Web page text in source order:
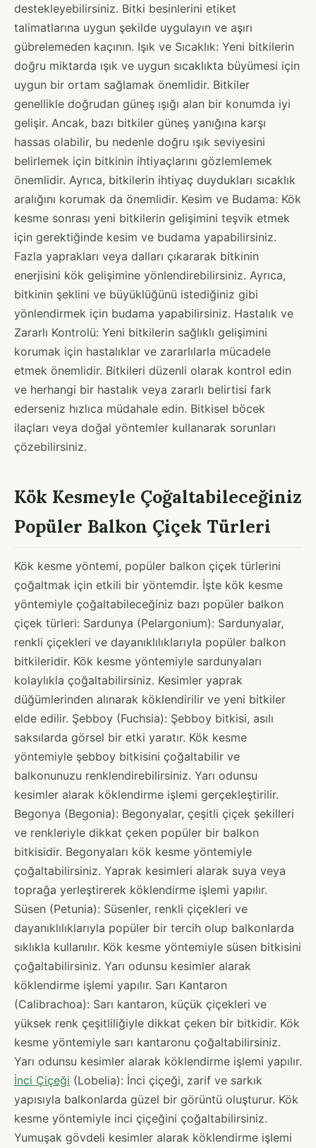
destekleyebilirsiniz. Bitki besinlerini etiket
talimatlarına uygun şekilde uygulayın ve aşırı
gübrelemeden kaçının. Işık ve Sıcaklık: Yeni bitkilerin
doğru miktarda ışık ve uygun sıcaklıkta büyümesi için
uygun bir ortam sağlamak önemlidir. Bitkiler
genellikle doğrudan güneş ışığı alan bir konumda iyi
gelişir. Ancak, bazı bitkiler güneş yanığına karşı
hassas olabilir, bu nedenle doğru ışık seviyesini
belirlemek için bitkinin ihtiyaçlarını gözlemlemek
önemlidir. Ayrıca, bitkilerin ihtiyaç duydukları sıcaklık
aralığını korumak da önemlidir. Kesim ve Budama: Kök
kesme sonrası yeni bitkilerin gelişimini teşvik etmek
için gerektiğinde kesim ve budama yapabilirsiniz.
Fazla yaprakları veya dalları çıkararak bitkinin
enerjisini kök gelişimine yönlendirebilirsiniz. Ayrıca,
bitkinin şeklini ve büyüklüğünü istediğiniz gibi
yönlendirmek için budama yapabilirsiniz. Hastalık ve
Zararlı Kontrolü: Yeni bitkilerin sağlıklı gelişimini
korumak için hastalıklar ve zararlılarla mücadele
etmek önemlidir. Bitkileri düzenli olarak kontrol edin
ve herhangi bir hastalık veya zararlı belirtisi fark
ederseniz hızlıca müdahale edin. Bitkisel böcek
ilaçları veya doğal yöntemler kullanarak sorunları
çözebilirsiniz.
Kök Kesmeyle Çoğaltabileceğiniz
Popüler Balkon Çiçek Türleri
Kök kesme yöntemi, popüler balkon çiçek türlerini
çoğaltmak için etkili bir yöntemdir. İşte kök kesme
yöntemiyle çoğaltabileceğiniz bazı popüler balkon
çiçek türleri: Sardunya (Pelargonium): Sardunyalar,
renkli çiçekleri ve dayanıklılıklarıyla popüler balkon
bitkileridir. Kök kesme yöntemiyle sardunyaları
kolaylıkla çoğaltabilirsiniz. Kesimler yaprak
düğümlerinden alınarak köklendirilir ve yeni bitkiler
elde edilir. Şebboy (Fuchsia): Şebboy bitkisi, asılı
saksılarda görsel bir etki yaratır. Kök kesme
yöntemiyle şebboy bitkisini çoğaltabilir ve
balkonunuzu renklendirebilirsiniz. Yarı odunsu
kesimler alarak köklendirme işlemi gerçekleştirilir.
Begonya (Begonia): Begonyalar, çeşitli çiçek şekilleri
ve renkleriyle dikkat çeken popüler bir balkon
bitkisidir. Begonyaları kök kesme yöntemiyle
çoğaltabilirsiniz. Yaprak kesimleri alarak suya veya
toprağa yerleştirerek köklendirme işlemi yapılır.
Süsen (Petunia): Süsenler, renkli çiçekleri ve
dayanıklılıklarıyla popüler bir tercih olup balkonlarda
sıklıkla kullanılır. Kök kesme yöntemiyle süsen bitkisini
çoğaltabilirsiniz. Yarı odunsu kesimler alarak
köklendirme işlemi yapılır. Sarı Kantaron
(Calibrachoa): Sarı kantaron, küçük çiçekleri ve
yüksek renk çeşitliliğiyle dikkat çeken bir bitkidir. Kök
kesme yöntemiyle sarı kantaronu çoğaltabilirsiniz.
Yarı odunsu kesimler alarak köklendirme işlemi yapılır.
İnci Çiçeği (Lobelia): İnci çiçeği, zarif ve sarkık
yapısıyla balkonlarda güzel bir görüntü oluşturur. Kök
kesme yöntemiyle inci çiçeğini çoğaltabilirsiniz.
Yumuşak gövdeli kesimler alarak köklendirme işlemi